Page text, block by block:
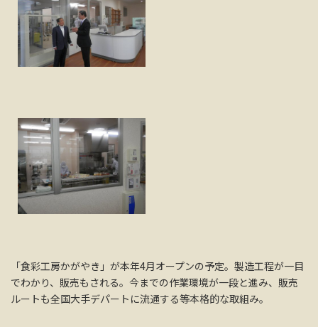
「食彩工房かがやき」が本年4月オープンの予定。製造工程が一目
でわかり、販売もされる。今までの作業環境が一段と進み、販売
ルートも全国大手デパートに流通する等本格的な取組み。